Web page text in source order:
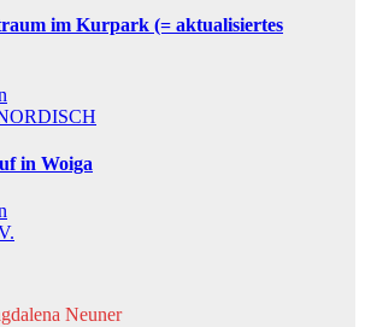
im Kurpark (= aktualisiertes
in Woiga
Neuner